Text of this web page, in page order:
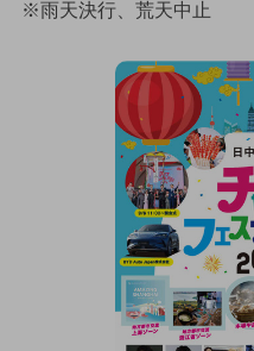
※雨天決行、荒天中止